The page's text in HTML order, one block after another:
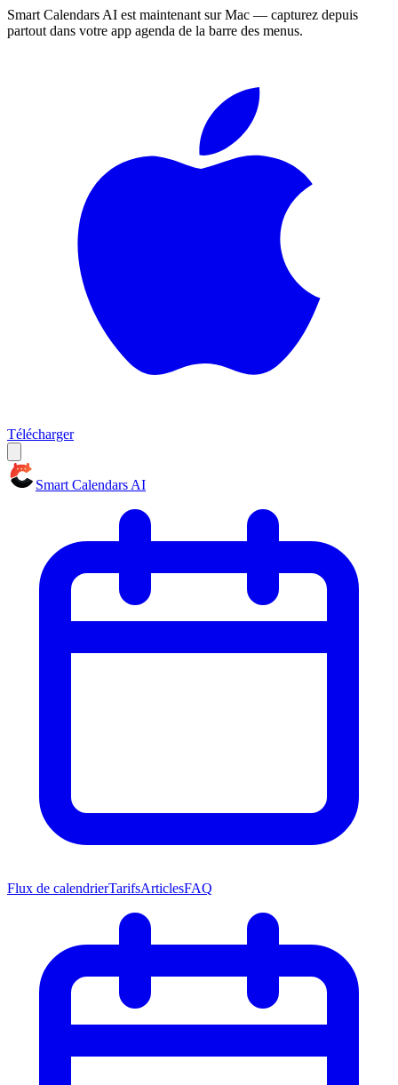
Smart Calendars AI est maintenant sur Mac — capturez depuis
partout dans votre app agenda de la barre des menus.
Télécharger
Smart Calendars AI
Flux de calendrierTarifsArticlesFAQ